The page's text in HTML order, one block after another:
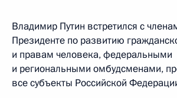
Владимир Путин встретился с
Президенте по развитию
и правам человека, федеральными
и региональными омбудсменами,
все субъекты Российской